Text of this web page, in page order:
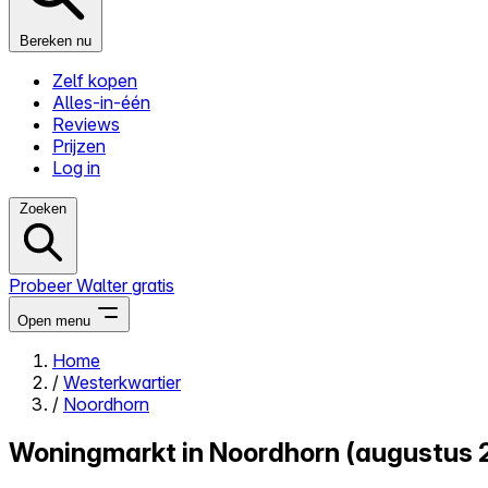
Bereken nu
Zelf kopen
Alles-in-één
Reviews
Prijzen
Log in
Zoeken
Probeer Walter gratis
Open menu
Close menu
Home
/ Westerkwartier
/ Noordhorn
Woningmarkt in Noordhorn (augustus